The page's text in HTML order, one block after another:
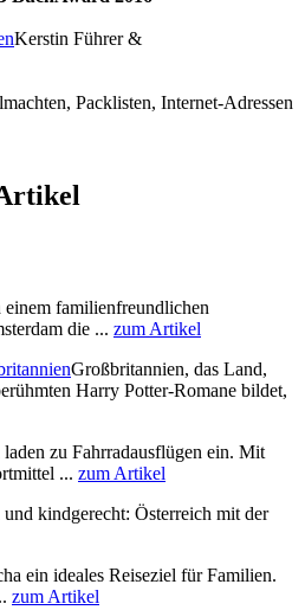
Kerstin Führer &
Packlisten, Internet-Adressen
familienfreundlichen
die ... zum Artikel
Großbritannien, das Land,
Harry Potter-Romane bildet,
zu Fahrradausflügen ein. Mit
... zum Artikel
kindgerecht: Österreich mit der
ein ideales Reiseziel für Familien.
zum Artikel